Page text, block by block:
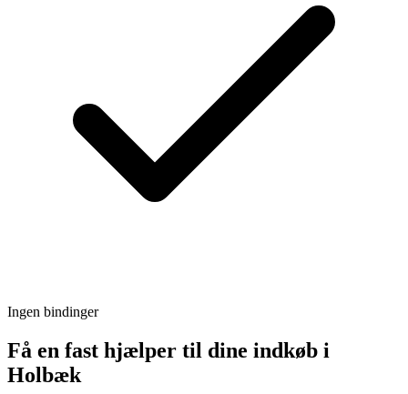
Ingen bindinger
Få en fast hjælper til dine indkøb i
Holbæk